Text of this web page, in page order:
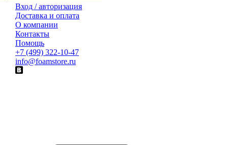
Вход / авторизация
Доставка и оплата
О компании
Контакты
Помощь
+7 (499) 322-10-47
info@foamstore.ru